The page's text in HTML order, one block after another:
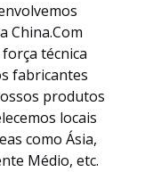
China.Com
técnica
fabricantes
produtos
locais
como Ásia,
Médio, etc.